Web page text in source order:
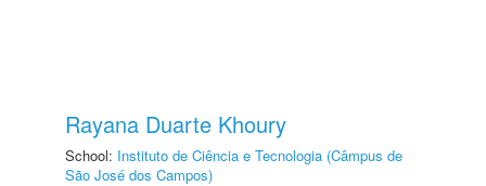
Rayana Duarte Khoury
School: Instituto de Ciência e Tecnologia (Câmpus de
São José dos Campos)